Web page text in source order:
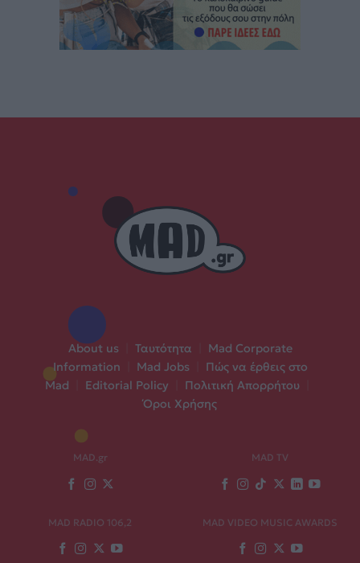
About us Ταυτότητα
Mad Corporate
Information
Mad Jobs
Πώς να έρθεις στο
Mad
Editorial Policy Πολιτική Απορρήτου
Όροι Χρήσης
MAD.gr MAD TV
MAD RADIO 106,2 MAD VIDEO MUSIC AWARDS